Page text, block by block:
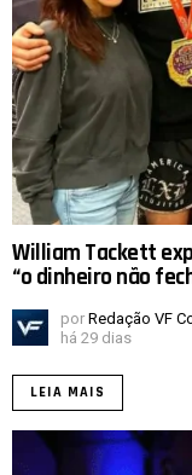
William Tackett
“o dinheiro não
por Redação VF
há 29 dias
LEIA MAIS